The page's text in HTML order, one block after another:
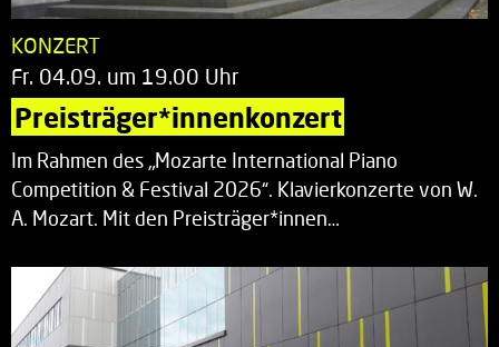
KONZERT
Fr. 04.09. um 19.00 Uhr
Preisträger*innenkonzert
Im Rahmen des „Mozarte International Piano
Competition & Festival 2026“. Klavierkonzerte von W.
A. Mozart. Mit den Preisträger*innen…